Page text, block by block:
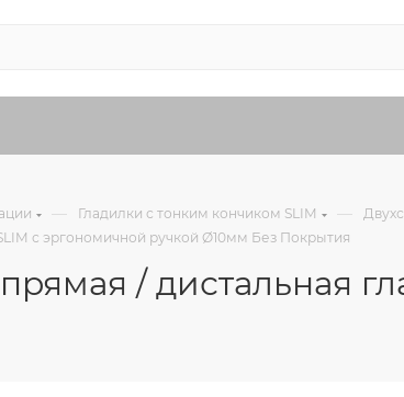
— Гладилки с тонким кончиком SLIM —
с эргономичной ручкой Ø10мм Без Покрытия
/ дистальная